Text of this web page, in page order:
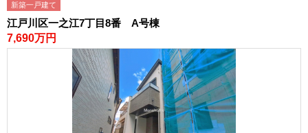
新築一戸建て
江戸川区一之江7丁目8番 A号棟
7,690万円